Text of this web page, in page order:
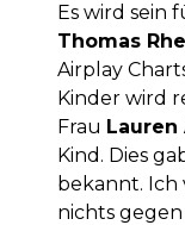
Es wird sein
Thomas
Airplay
Kinder wird
Frau Lauren
Kind. Dies
bekannt. Ich
nichts